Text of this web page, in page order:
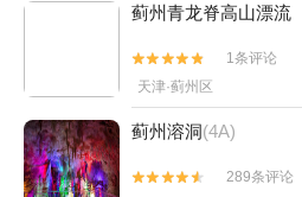
蓟州青龙脊高山漂流


1条评论
天津·蓟州区
蓟州溶洞(4A)


289条评论